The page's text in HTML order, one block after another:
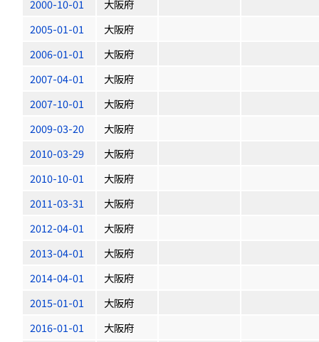
2000-10-01
大阪府
2005-01-01
大阪府
2006-01-01
大阪府
2007-04-01
大阪府
2007-10-01
大阪府
2009-03-20
大阪府
2010-03-29
大阪府
2010-10-01
大阪府
2011-03-31
大阪府
2012-04-01
大阪府
2013-04-01
大阪府
2014-04-01
大阪府
2015-01-01
大阪府
2016-01-01
大阪府